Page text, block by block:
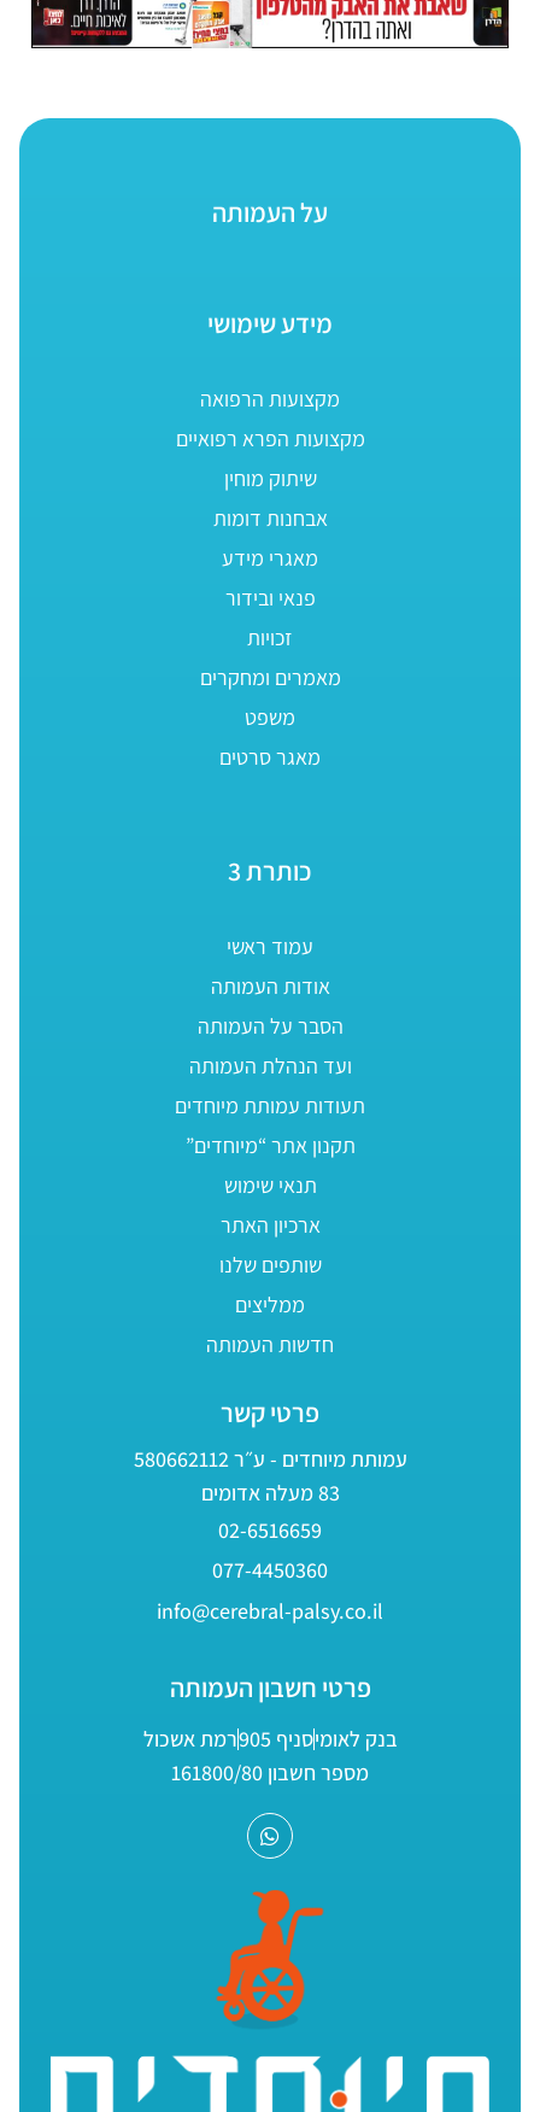
על העמותה
מידע שימושי
מקצועות הרפואה
מקצועות הפרא רפואיים
שיתוק מוחין
אבחנות דומות
מאגרי מידע
פנאי ובידור
זכויות
מאמרים ומחקרים
משפט
מאגר סרטים
כותרת 3
עמוד ראשי
אודות העמותה
הסבר על העמותה
ועד הנהלת העמותה
תעודות עמותת מיוחדים
תקנון אתר “מיוחדים”
תנאי שימוש
ארכיון האתר
שותפים שלנו
ממליצים
חדשות העמותה
פרטי קשר
עמותת מיוחדים - ע״ר 580662112
83 מעלה אדומים
02-6516659
077-4450360
info@cerebral-palsy.co.il
פרטי חשבון העמותה
בנק לאומיסניף 905
רמת אשכול
מספר חשבון 161800/80